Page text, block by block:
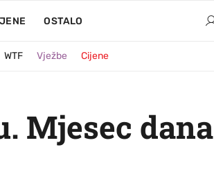
OSTALO
WTF Vježbe Cijene
Mjesec dana